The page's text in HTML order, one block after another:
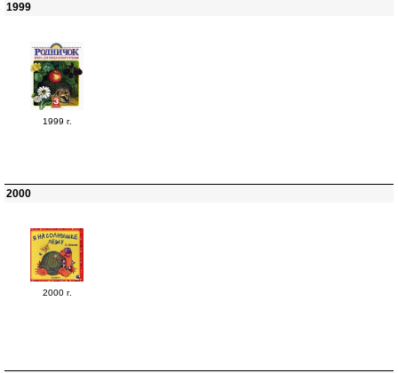
1999
1999 г.
2000
2000 г.